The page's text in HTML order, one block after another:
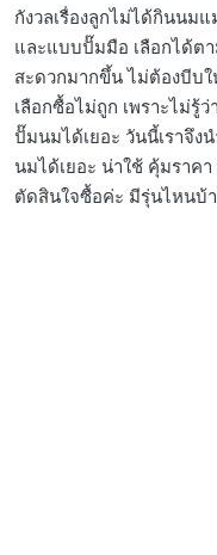
กังวลเรื่องลูกไม่ได้กินนม
และแบบปั๊มมือ เลือกได้ต
สะดวกมากขึ้น ไม่ต้องบีบใ
เลือกซื้อไม่ถูก เพราะไม่รู้
ปั๊มนมได้เยอะ วันนี้เราจึง
นมได้เยอะ น่าใช้ คุ้มราค
ตัดสินใจซื้อค่ะ มีรุ่นไหนบ้